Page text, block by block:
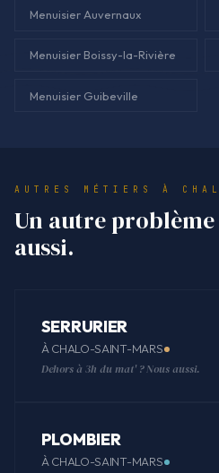
Menuisier Auvernaux
Menuisier Boissy-la-Rivière
Menuisier Guibeville
AUTRES MÉTIERS À
Un autre problème
aussi.
SERRURIER
À CHALO-SAINT-MARS
Dehors à 3h du mat' ? Nous aussi.
PLOMBIER
À CHALO-SAINT-MARS